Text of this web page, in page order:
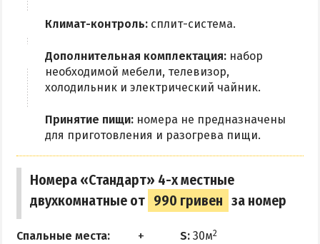
Климат-контроль: сплит-система.
Дополнительная комплектация: набор
необходимой мебели, телевизор,
холодильник и электрический чайник.
Принятие пищи: номера не предназначены
для приготовления и разогрева пищи.
Номера «Стандарт» 4-х местные
двухкомнатные от 990 гривен за номер
Спальные места: S: 30м2